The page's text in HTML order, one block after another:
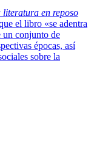
literatura en reposo
el libro «se adentra
un conjunto de
épocas, así
sobre la